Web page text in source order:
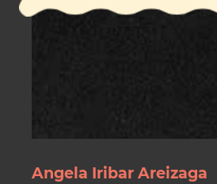
Angela Iribar Areizaga